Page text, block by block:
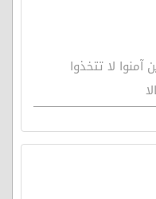
الذين آمنوا لا تتخذوا